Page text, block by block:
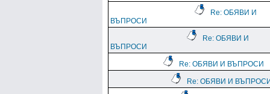
Re: ОБЯВИ И
ВЪПРОСИ
Re: ОБЯВИ И
ВЪПРОСИ
Re: ОБЯВИ И ВЪПРОСИ
Re: ОБЯВИ И